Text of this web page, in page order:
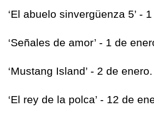
‘El abuelo sinvergüenza 5’ -
‘Señales de amor’ - 1 de
‘Mustang Island’ - 2 de enero.
‘El rey de la polca’ - 12 de